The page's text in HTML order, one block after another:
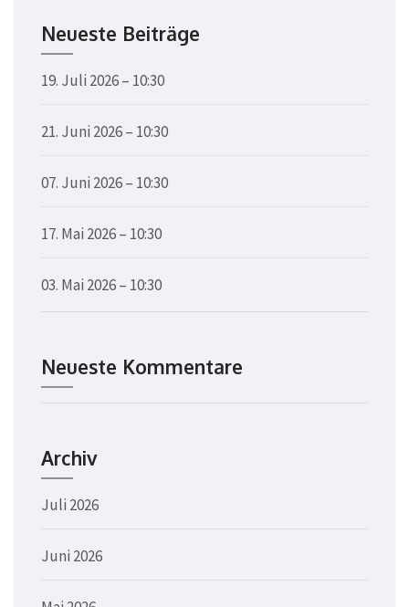
Neueste Beiträge
19. Juli 2026 – 10:30
21. Juni 2026 – 10:30
07. Juni 2026 – 10:30
17. Mai 2026 – 10:30
03. Mai 2026 – 10:30
Neueste Kommentare
Archiv
Juli 2026
Juni 2026